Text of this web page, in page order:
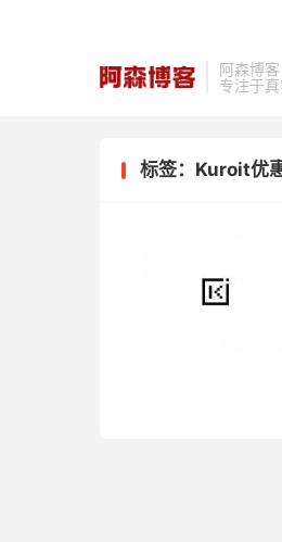
阿森博
专注于
标签：Kuroit优